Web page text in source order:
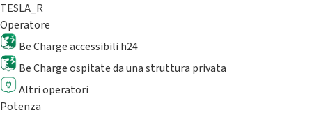
TESLA_R
Operatore
Be Charge accessibili h24
Be Charge ospitate da una struttura privata
Altri operatori
Potenza